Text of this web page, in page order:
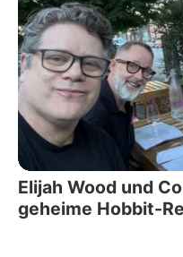
Elijah Wood und
geheime Hobbit-